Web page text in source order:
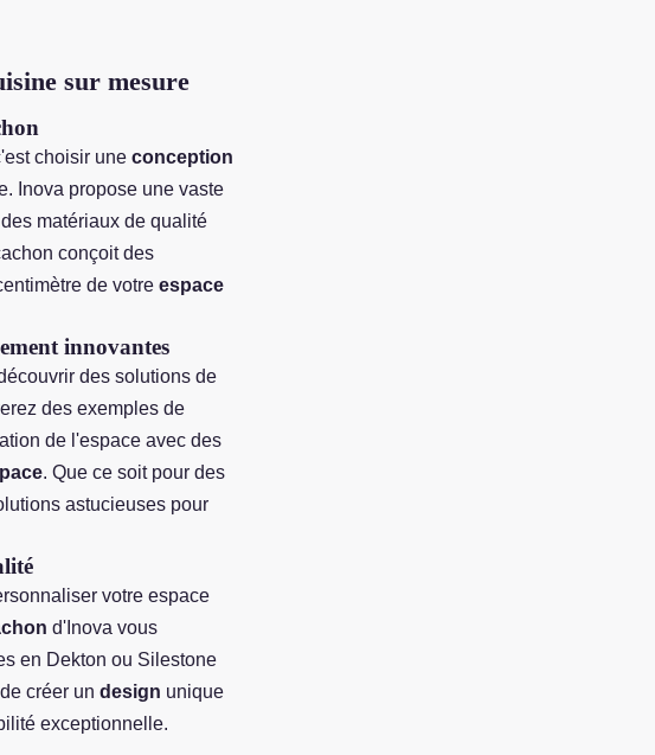
sur mesure
choisir une conception
Inova propose une vaste
matériaux de qualité
conçoit des
de votre espace
innovantes
des solutions de
des exemples de
de l'espace avec des
. Que ce soit pour des
astucieuses pour
votre espace
d'Inova vous
en Dekton ou Silestone
créer un design unique
exceptionnelle.